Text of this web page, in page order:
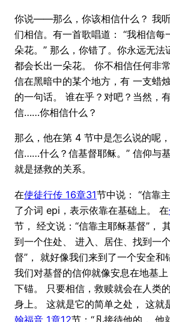
你说——那么，你该相信什么？
们相信。有一首歌唱道： “我相信每
朵花。” 那么，你错了。你永远无
都会长出一朵花。 你不相信任何非
信在黑暗中的某个地方，有 一支蜡
的一句话。 谁在乎？对吧？当然
信……你相信什么？
那么，他在第 4 节中是怎么说的呢
信……什么？信基督耶稣。” 信仰与
就是拯救的关系。
在使徒行传 16章31节中说： “信靠
了介词 epi，表示依靠在基础上。 在
节， 经文说：“信靠主耶稣基督”，
到一个住处、 进入、居住、找到一
督”， 就好像我们来到了一个安全和
我们对基督的信仰就像安息在地基
下锚。 只要相信，救赎就会在人类
身上。 这就是它的简单之处， 这就
翰福音 1章12节：“凡接待他的， 他